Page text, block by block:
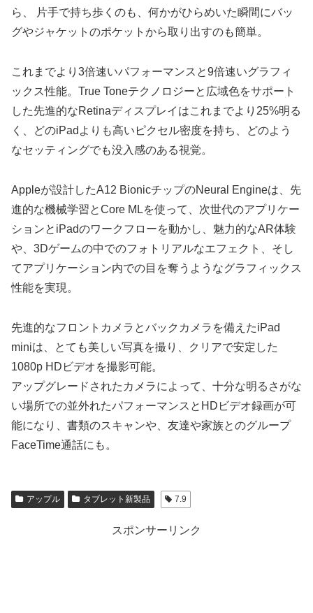
ら、 片手で持ち歩くのも、何かがひらめいた瞬間にバッ
グやジャケットのポケットから取り出すのも簡単。
これまでより3倍速いパフォーマンスと9倍速いグラフィ
ックス性能。True Toneテクノロジーと広域色をサポート
した先進的なRetinaディスプレイはこれまでより25%明る
く、どのiPadよりも高いピクセル密度を持ち、どのよう
なセッティングでも没入感のある視覚。
Appleが設計したA12 BionicチップのNeural Engineは、先
進的な機械学習とCore MLを使って、次世代のアプリケー
ションとiPadのワークフローを動かし、魅力的なAR体験
や、3Dゲームの中でのフォトリアルなエフェクト、そし
てアプリケーション内での目を奪うようなグラフィックス
性能を実現。
先進的なフロントカメラとバックカメラを備えたiPad
miniは、とても美しい写真を撮り、クリアで安定した
1080p HDビデオを撮影可能。
アップグレードされたカメラによって、十分な明るさがな
い場所での並外れたパフォーマンスとHDビデオ録画が可
能になり、書類のスキャンや、友達や家族とのグループ
FaceTime通話にも。
アップル タブレット新製品 7.9
スポンサーリンク